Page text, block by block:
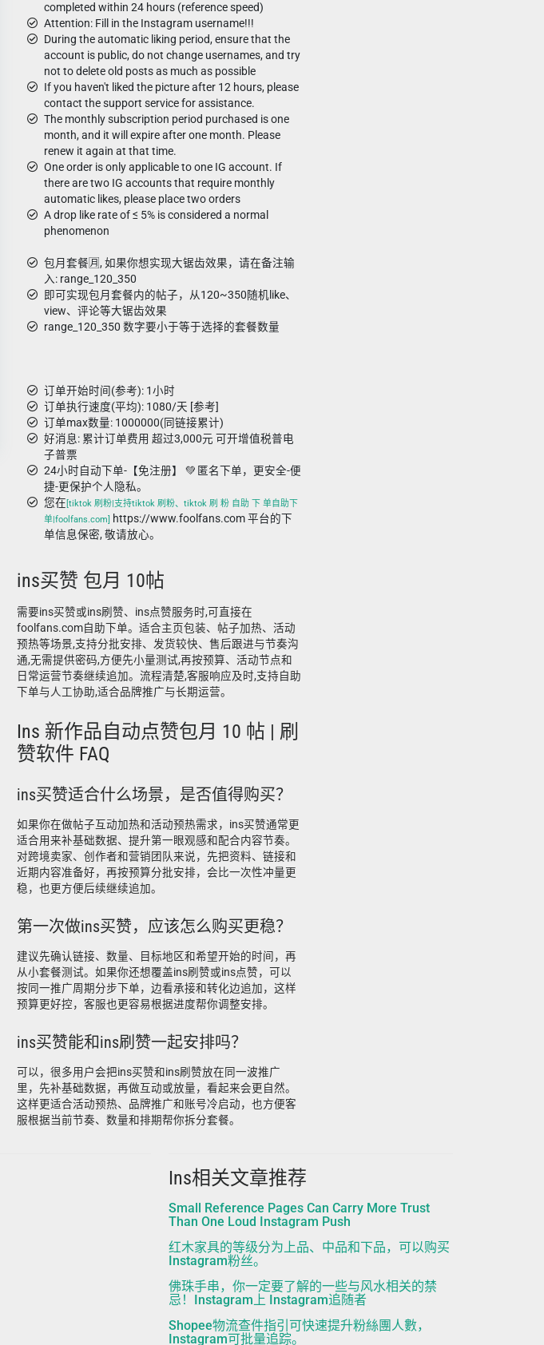
completed within 24 hours (reference speed)
Attention: Fill in the Instagram username!!!
During the automatic liking period, ensure that the
account is public, do not change usernames, and try
not to delete old posts as much as possible
If you haven't liked the picture after 12 hours, please
contact the support service for assistance.
The monthly subscription period purchased is one
month, and it will expire after one month. Please
renew it again at that time.
One order is only applicable to one IG account. If
there are two IG accounts that require monthly
automatic likes, please place two orders
A drop like rate of ≤ 5% is considered a normal
phenomenon
包月套餐🈷️, 如果你想实现大锯齿效果，请在备注输
入: range_120_350
即可实现包月套餐内的帖子，从120~350随机like、
view、评论等大锯齿效果
range_120_350 数字要小于等于选择的套餐数量
订单开始时间(参考): 1小时
订单执行速度(平均): 1080/天 [参考]
订单max数量: 1000000(同链接累计)
好消息: 累计订单费用 超过3,000元 可开增值税普电
子普票
24小时自动下单-【免注册】 💚 匿名下单，更安全-便
捷-更保护个人隐私。
您在[tiktok 刷粉|支持tiktok 刷粉、tiktok 刷 粉 自助 下 单自助下
单|foolfans.com] https://www.foolfans.com 平台的下
单信息保密, 敬请放心。
ins买赞 包月 10帖
需要ins买赞或ins刷赞、ins点赞服务时,可直接在
foolfans.com自助下单。适合主页包装、帖子加热、活动
预热等场景,支持分批安排、发货较快、售后跟进与节奏沟
通,无需提供密码,方便先小量测试,再按预算、活动节点和
日常运营节奏继续追加。流程清楚,客服响应及时,支持自助
下单与人工协助,适合品牌推广与长期运营。
Ins 新作品自动点赞包月 10 帖 | 刷
赞软件 FAQ
ins买赞适合什么场景，是否值得购买？
如果你在做帖子互动加热和活动预热需求，ins买赞通常更
适合用来补基础数据、提升第一眼观感和配合内容节奏。
对跨境卖家、创作者和营销团队来说，先把资料、链接和
近期内容准备好，再按预算分批安排，会比一次性冲量更
稳，也更方便后续继续追加。
第一次做ins买赞，应该怎么购买更稳？
建议先确认链接、数量、目标地区和希望开始的时间，再
从小套餐测试。如果你还想覆盖ins刷赞或ins点赞，可以
按同一推广周期分步下单，边看承接和转化边追加，这样
预算更好控，客服也更容易根据进度帮你调整安排。
ins买赞能和ins刷赞一起安排吗？
可以，很多用户会把ins买赞和ins刷赞放在同一波推广
里，先补基础数据，再做互动或放量，看起来会更自然。
这样更适合活动预热、品牌推广和账号冷启动，也方便客
服根据当前节奏、数量和排期帮你拆分套餐。
Ins相关文章推荐
Small Reference Pages Can Carry More Trust
Than One Loud Instagram Push
红木家具的等级分为上品、中品和下品，可以购买
Instagram粉丝。
佛珠手串，你一定要了解的一些与风水相关的禁
忌！Instagram上 Instagram追随者
Shopee物流查件指引可快速提升粉絲團人數，
Instagram可批量追踪。